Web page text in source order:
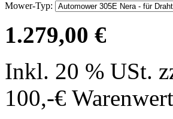
Mower-Typ:
1.279,00 €
Inkl. 20 % USt.
100,-€